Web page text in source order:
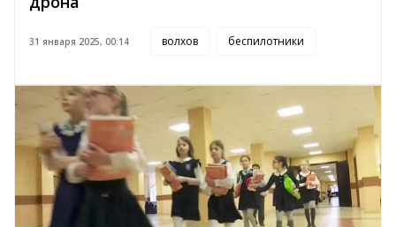
31 января 2025, 00:14 волхов беспилотники